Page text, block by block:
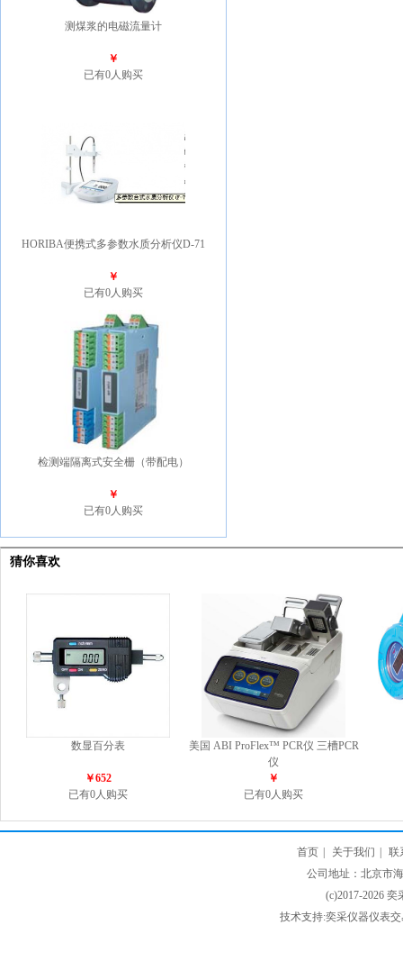
测煤浆的电磁流量计
￥
已有0人购买
HORIBA便携式多参数水质分析仪D-71
￥
已有0人购买
检测端隔离式安全栅（带配电）
￥
已有0人购买
猜你喜欢
数显百分表
￥652
已有0人购买
美国 ABI ProFlex™ PCR仪 三槽PCR
仪
￥
已有0人购买
首页 关于我们
联
公司地址：北京市
(c)2017-2026
技术支持:奕采仪器仪表